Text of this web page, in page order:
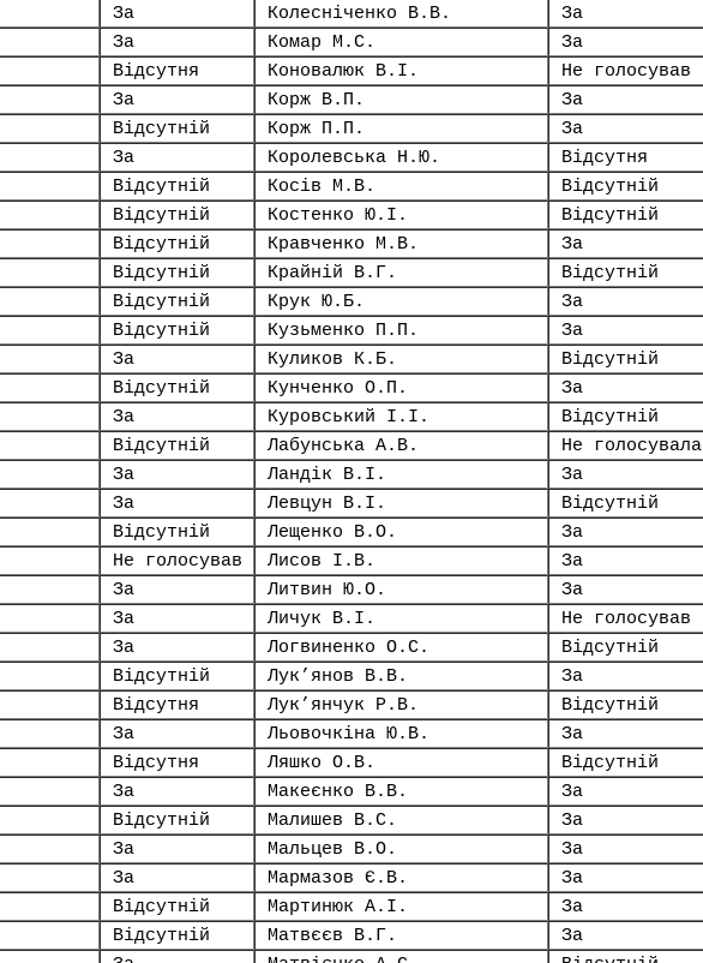
За Колесніченко В.В.
За
За Комар М.С.
За
Відсутня Коновалюк В.І.
Не голосував
За Корж В.П.
За
Відсутній Корж П.П.
За
За Королевська Н.Ю.
Відсутня
Відсутній Косів М.В.
Відсутній
Відсутній Костенко Ю.І.
Відсутній
Відсутній Кравченко М.В.
За
Відсутній Крайній В.Г.
Відсутній
Відсутній Крук Ю.Б.
За
Відсутній Кузьменко П.П.
За
За Куликов К.Б.
Відсутній
Відсутній Кунченко О.П.
За
За Куровський І.І.
Відсутній
Відсутній Лабунська А.В.
Не голосувала
За Ландік В.І.
За
За Левцун В.І.
Відсутній
Відсутній Лещенко В.О.
За
Не голосував Лисов І.В.
За
За Литвин Ю.О.
За
За Личук В.І.
Не голосував
За Логвиненко О.С.
Відсутній
Відсутній Лук’янов В.В.
За
Відсутня Лук’янчук Р.В.
Відсутній
За Льовочкіна Ю.В.
За
Відсутня Ляшко О.В.
Відсутній
За Макеєнко В.В.
За
Відсутній Малишев В.С.
За
За Мальцев В.О.
За
За Мармазов Є.В.
За
Відсутній Мартинюк А.І.
За
Відсутній Матвєєв В.Г.
За